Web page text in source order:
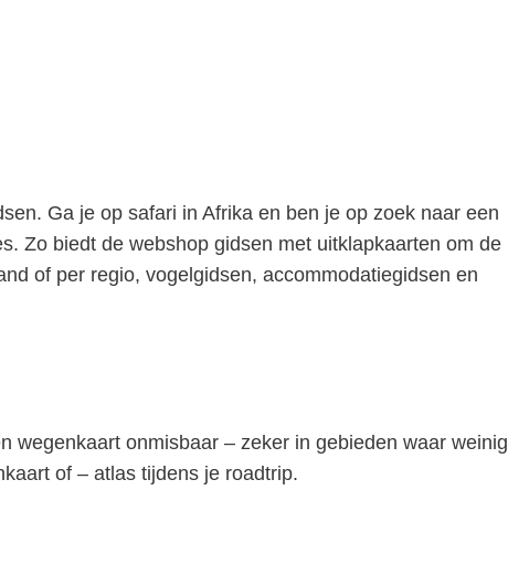
Ga je op safari in Afrika en ben je op zoek naar een
Zo biedt de webshop gidsen met uitklapkaarten om de
of per regio, vogelgidsen, accommodatiegidsen en
wegenkaart onmisbaar – zeker in gebieden waar weinig
of – atlas tijdens je roadtrip.